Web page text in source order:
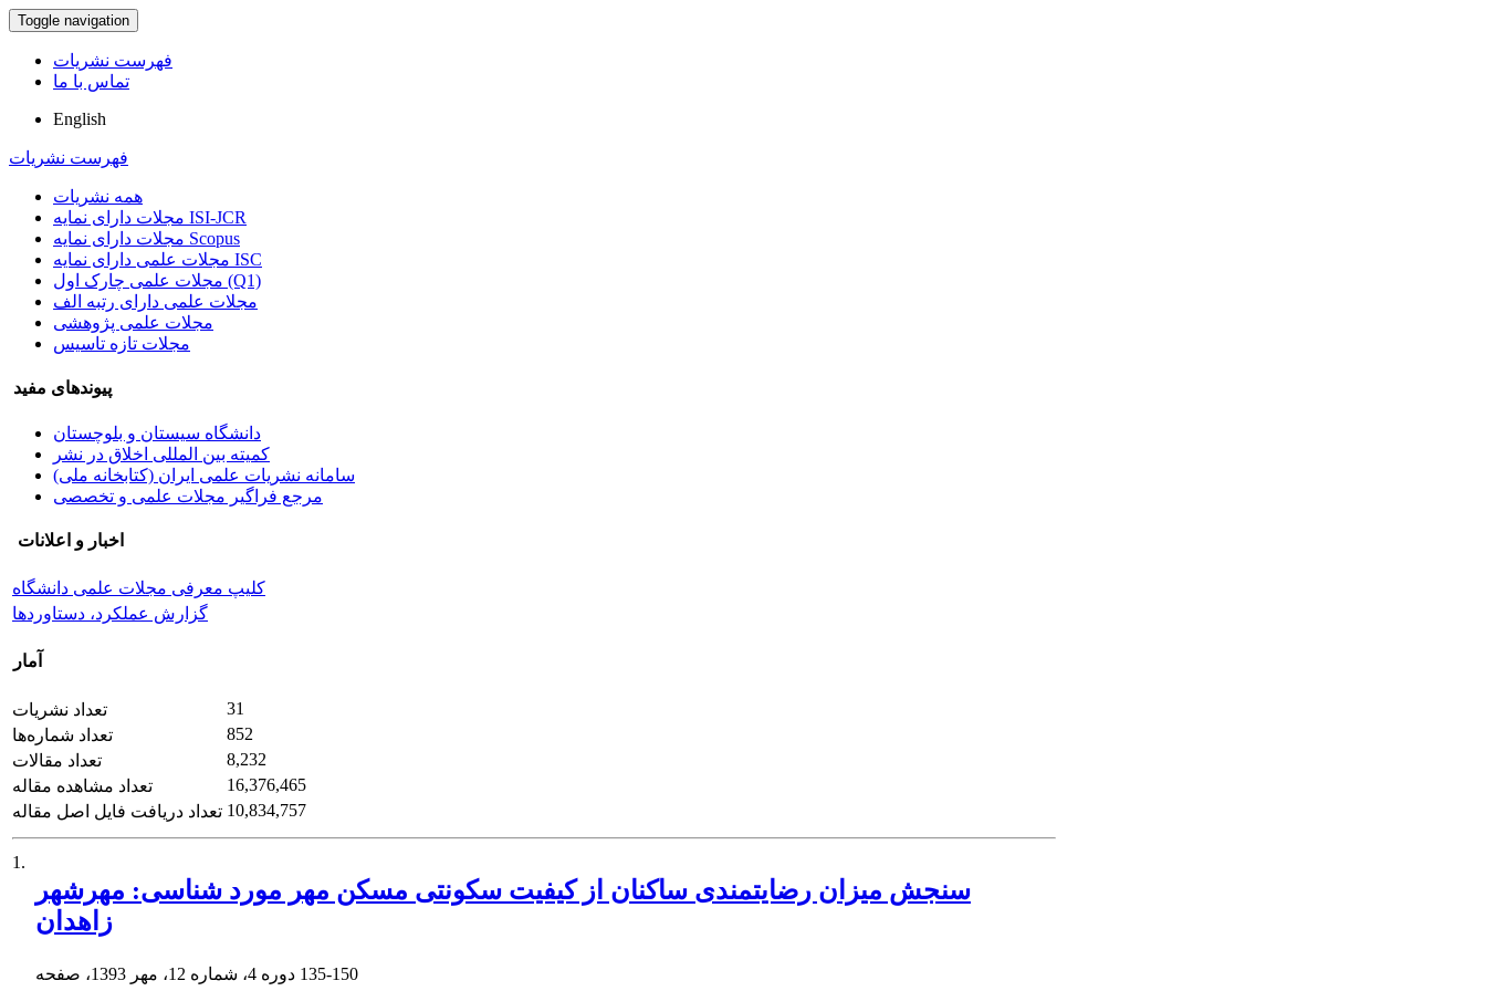
Toggle navigation
فهرست نشریات
تماس با ما
English
فهرست نشریات
همه نشریات
مجلات دارای نمایه ISI-JCR
مجلات دارای نمایه Scopus
مجلات علمی دارای نمایه ISC
مجلات علمی چارک اول (Q1)
مجلات علمی دارای رتبه الف
مجلات علمی پژوهشی
مجلات تازه تاسیس
پیوندهای مفید
دانشگاه سیستان و بلوچستان
کمیته بین المللی اخلاق در نشر
سامانه نشریات علمی ایران (کتابخانه ملی)
مرجع فراگیر مجلات علمی و تخصصی
اخبار و اعلانات
کلیپ معرفی مجلات علمی دانشگاه
گزارش عملکرد، دستاوردها
آمار
تعداد نشریات
31
تعداد شماره‌ها
852
تعداد مقالات
8,232
تعداد مشاهده مقاله
16,376,465
تعداد دریافت فایل اصل مقاله 10,834,757
1.
سنجش میزان رضایتمندی ساکنان از کیفیت سکونتی مسکن مهر مورد شناسی: مهرشهر
زاهدان
135-150